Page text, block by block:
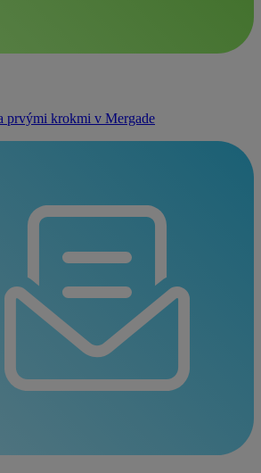
prvými krokmi v Mergade